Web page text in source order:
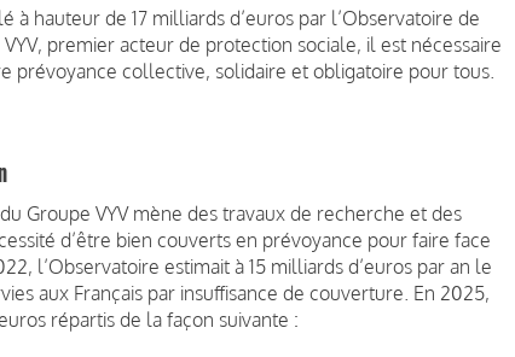
hauteur de 17 milliards d’euros par l’Observatoire de
premier acteur de protection sociale, il est nécessaire
prévoyance collective, solidaire et obligatoire pour tous.
Groupe VYV mène des travaux de recherche et des
d’être bien couverts en prévoyance pour faire face
l’Observatoire estimait à 15 milliards d’euros par an le
aux Français par insuffisance de couverture. En 2025,
répartis de la façon suivante :